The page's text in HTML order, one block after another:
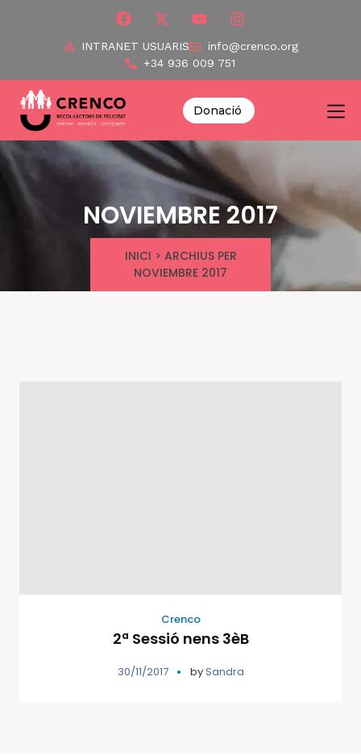
INTRANET USUARIS
info@crenco.org
+34 936 009 751
Donació
NOVIEMBRE 2017
INICI > ARCHIUS PER
NOVIEMBRE 2017
Crenco
2ª Sessió nens 3èB
30/11/2017 bySandra